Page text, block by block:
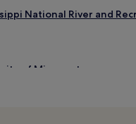
National River and
of Minnesota